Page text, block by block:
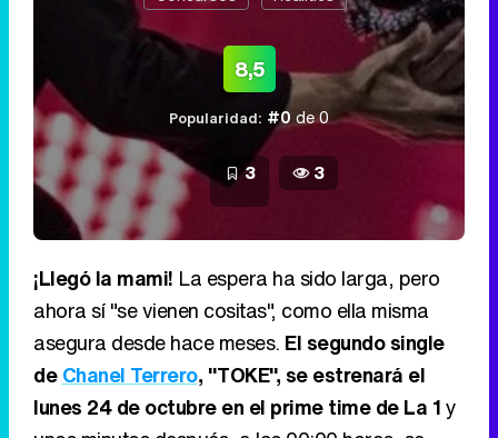
¡Llegó la mami!La espera ha sido larga, pero
ahora sí "se vienen cositas", como ella misma
asegura desde hace meses. El segundo single
de
Chanel Terrero, "TOKE", se estrenará el
lunes 24 de octubre en el prime time de La 1
unos minutos después, a las 00:00 horas, se
publicará en todas las plataformas.
Para ir calentando la espera del lanzamiento de
este tema, que ha sido elegido comoel himno
de la Selección Española para el Mundial de
Qatar 2022, Televisión Española ha comenzado
a promocionarlo a través de pequeñas piezas.